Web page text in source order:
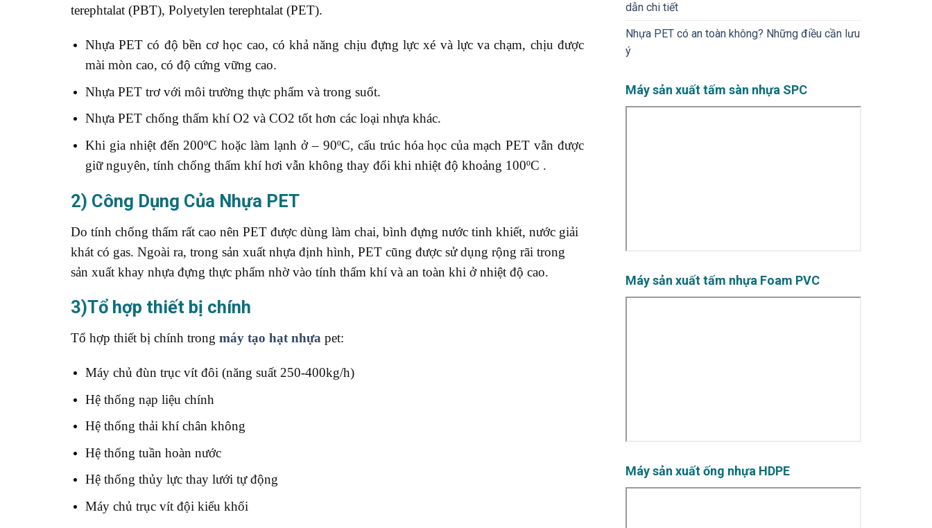
terephtalat (PBT), Polyetylen terephtalat (PET).
Nhựa PET có độ bền cơ học cao, có khả năng chịu đựng lực xé và lực va chạm, chịu được
mài mòn cao, có độ cứng vững cao.
Nhựa PET trơ với môi trường thực phẩm và trong suốt.
Nhựa PET chống thấm khí O2 và CO2 tốt hơn các loại nhựa khác.
Khi gia nhiệt đến 200ºC hoặc làm lạnh ở – 90ºC, cấu trúc hóa học của mạch PET vẫn được
giữ nguyên, tính chống thấm khí hơi vẫn không thay đổi khi nhiệt độ khoảng 100ºC .
2) Công Dụng Của Nhựa PET
Do tính chống thấm rất cao nên PET được dùng làm chai, bình đựng nước tinh khiết, nước giải
khát có gas. Ngoài ra, trong sản xuất nhựa định hình, PET cũng được sử dụng rộng rãi trong
sản xuất khay nhựa đựng thực phẩm nhờ vào tính thấm khí và an toàn khi ở nhiệt độ cao.
3)Tổ hợp thiết bị chính
Tổ hợp thiết bị chính trong máy tạo hạt nhựa pet:
Máy chủ đùn trục vít đôi (năng suất 250-400kg/h)
Hệ thống nạp liệu chính
Hệ thống thải khí chân không
Hệ thống tuần hoàn nước
Hệ thống thủy lực thay lưới tự động
Máy chủ trục vít đội kiểu khối
dẫn chi tiết
Nhựa PET có an toàn không​? Những điều cần lưu
ý
Máy sản xuất tấm sàn nhựa SPC
Máy sản xuất tấm nhựa Foam PVC
Máy sản xuất ống nhựa HDPE